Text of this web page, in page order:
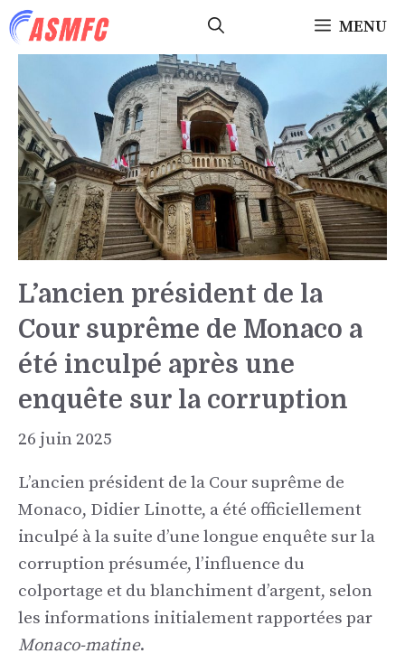
Aller
au
MENU
L’ancien président de la
Cour suprême de Monaco a
été inculpé après une
enquête sur la corruption
26 juin 2025
L’ancien président de la Cour suprême de
Monaco, Didier Linotte, a été officiellement
inculpé à la suite d’une longue enquête sur la
corruption présumée, l’influence du
colportage et du blanchiment d’argent, selon
les informations initialement rapportées par
Monaco-matine.